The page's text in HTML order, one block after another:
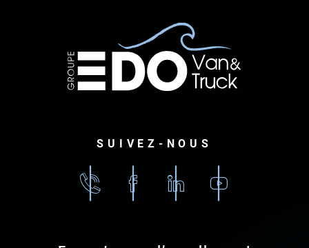
SUIVEZ-NOUS
02
FacebookLinkedinYoutube